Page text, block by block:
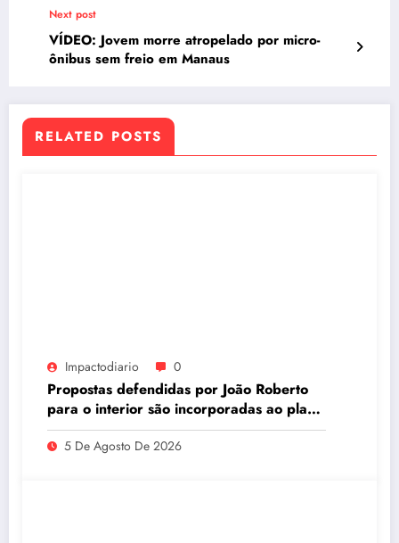
Next post
VÍDEO: Jovem morre atropelado por micro-
ônibus sem freio em Manaus
RELATED POSTS
Impactodiario 0
Propostas defendidas por João Roberto
para o interior são incorporadas ao plano
de governo de David Almeida
5 De Agosto De 2026